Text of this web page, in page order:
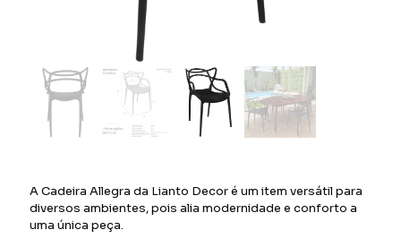
A Cadeira Allegra da Lianto Decor é um item versátil para
diversos ambientes, pois alia modernidade e conforto a
uma única peça.